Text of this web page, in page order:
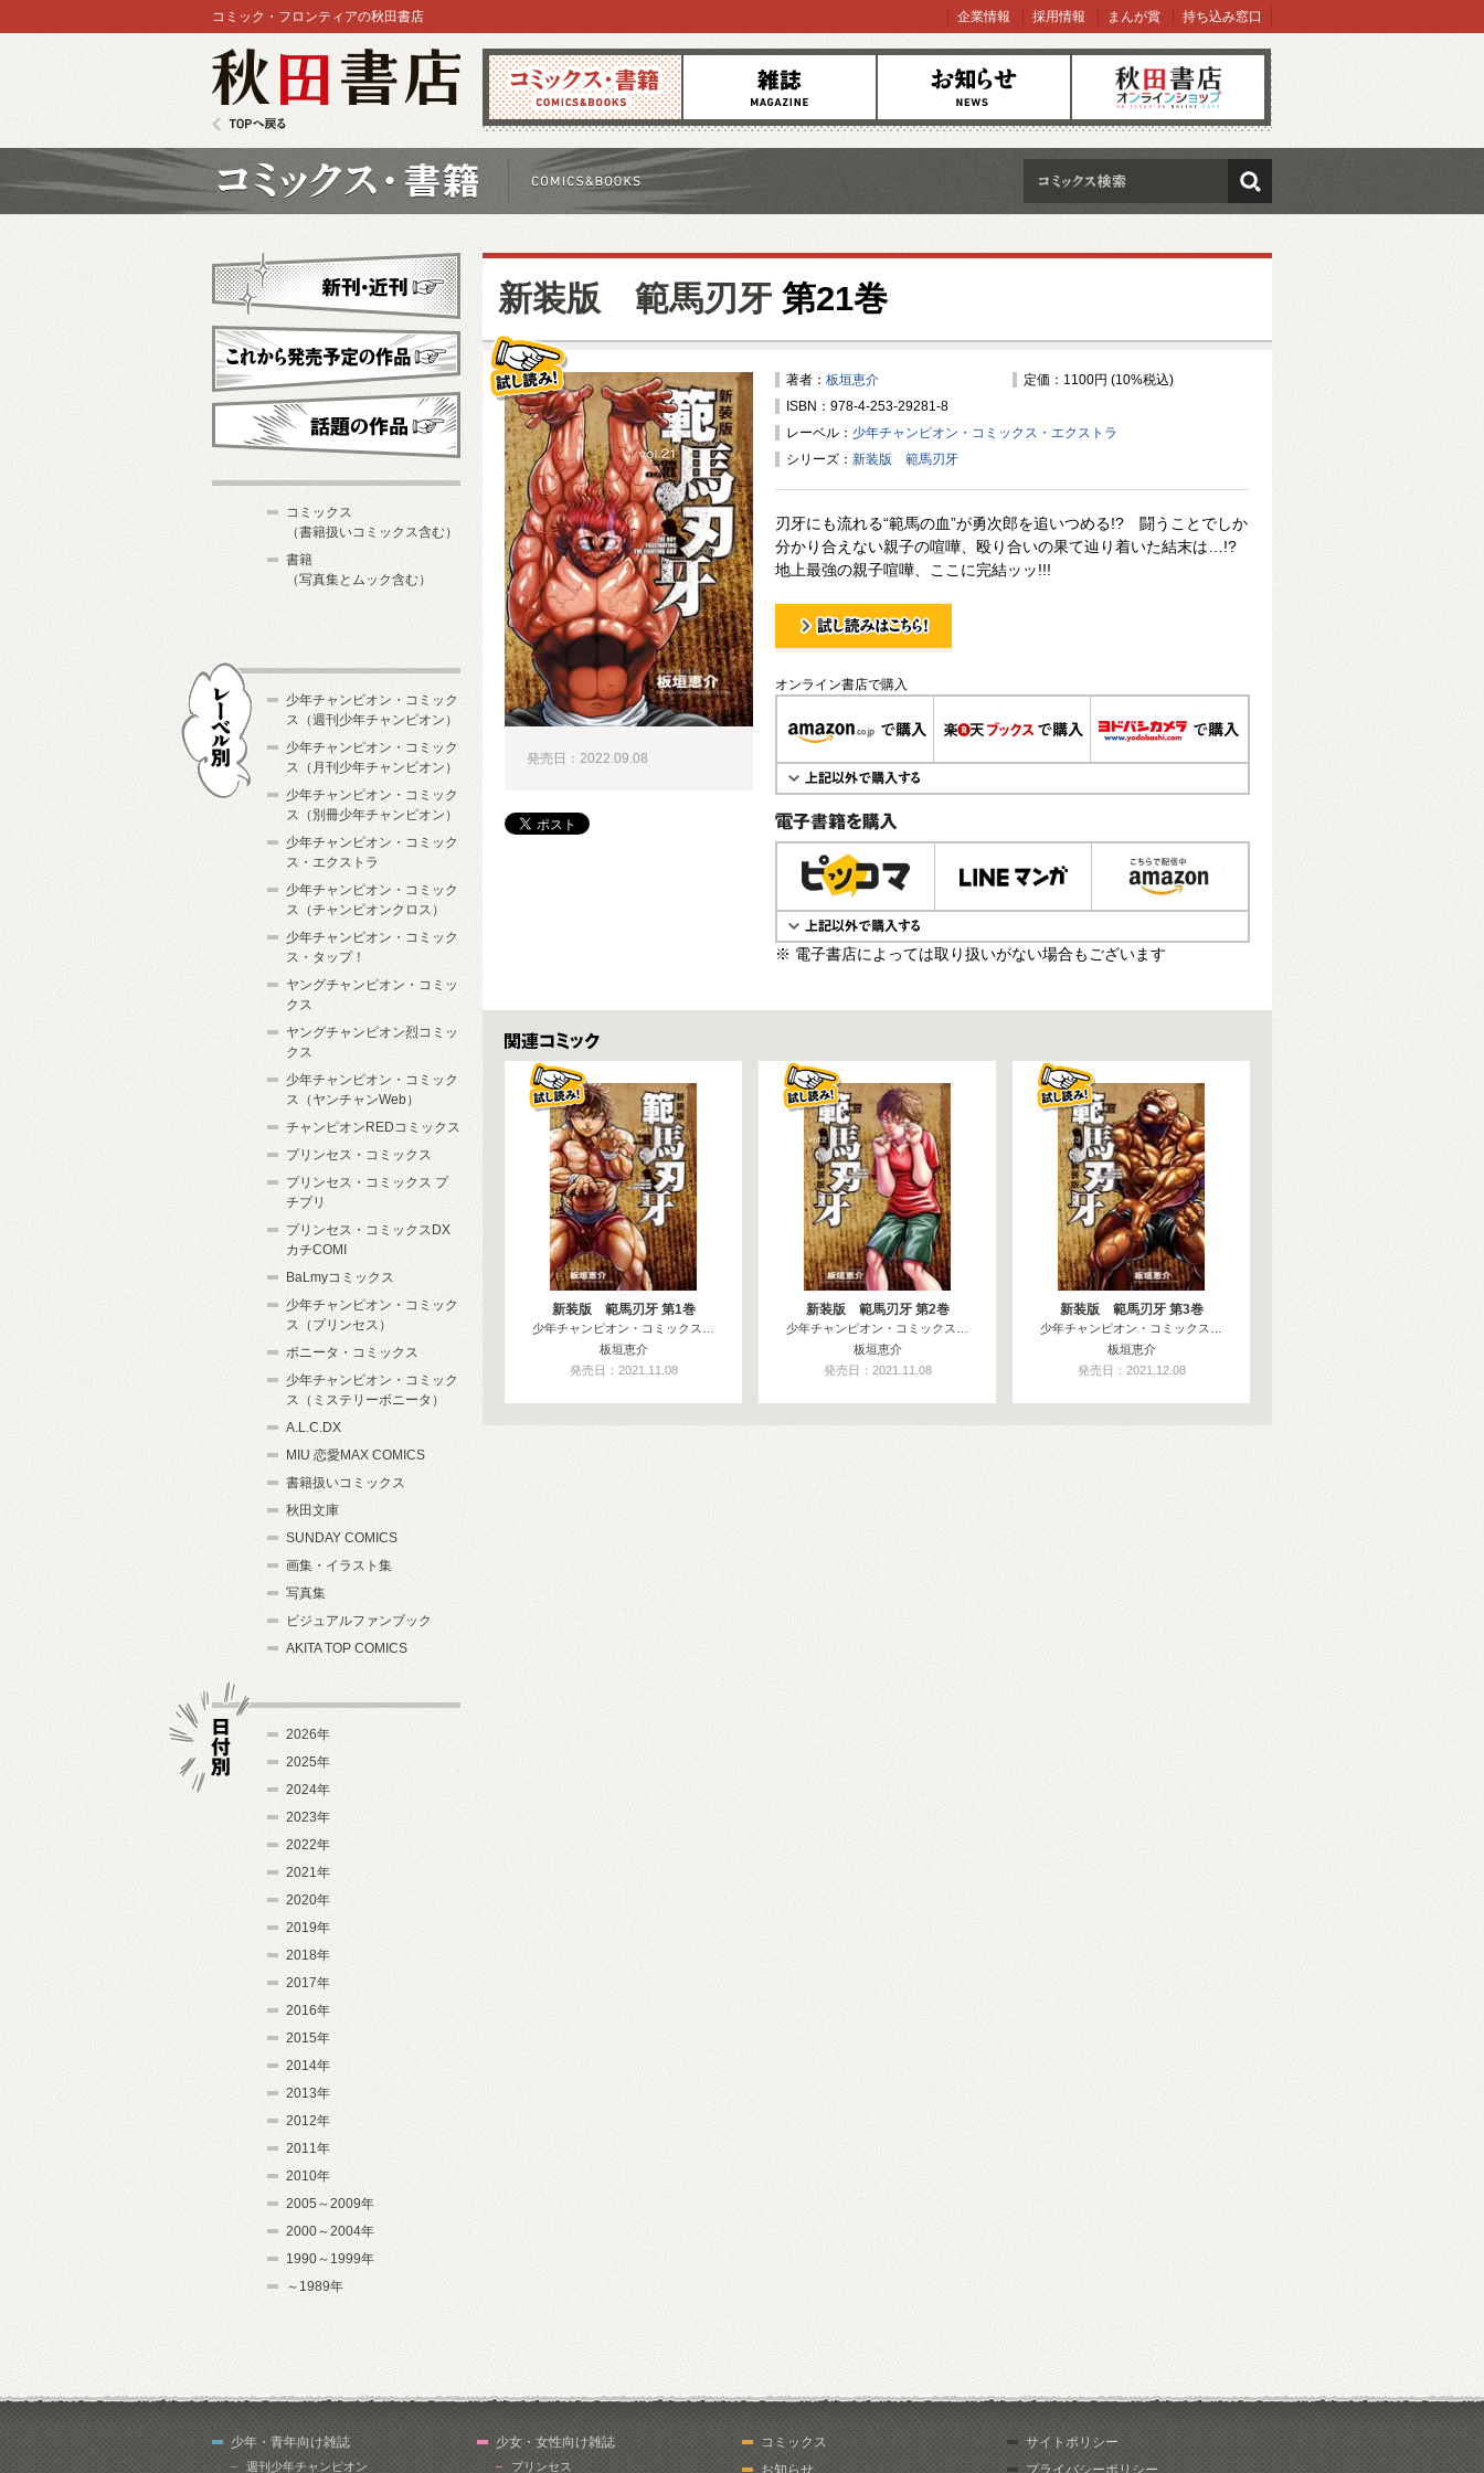
コミックス 雑誌 お知らせ オンラインショップ
コミック・フロンティアの秋田書店 企業情報 採用情報 まんが賞 持ち込み窓口
検索
新装版 範馬刃牙 第21巻
著者： 板垣恵介
定価：1100円 (10%税込)
ISBN：978-4-253-29281-8
レーベル： 少年チャンピオン・コミックス・エクストラ
シリーズ： 新装版 範馬刃牙
刃牙にも流れる“範馬の血”が勇次郎を追いつめる!? 闘うことでしか
分かり合えない親子の喧嘩、殴り合いの果て辿り着いた結末は…!?
地上最強の親子喧嘩、ここに完結ッッ!!!
試し読み！
オンライン書店で購入
電子書籍で購入
※ 電子書店によっては取り扱いがない場合もございます
発売日：2022.09.08
関連コミックス
新装版 範馬刃牙 第1巻
少年チャンピオン・コミックス…
板垣恵介
発売日：2021.11.08
新装版 範馬刃牙 第2巻
少年チャンピオン・コミックス…
板垣恵介
発売日：2021.11.08
新装版 範馬刃牙 第3巻
少年チャンピオン・コミックス…
板垣恵介
発売日：2021.12.08
新刊・近刊
これから発売予定
コミックス
（書籍扱いコミックス含む）
書籍
（写真集とムック含む）
少年チャンピオン・コミック
ス（週刊少年チャンピオン）
少年チャンピオン・コミック
ス（月刊少年チャンピオン）
少年チャンピオン・コミック
ス（別冊少年チャンピオン）
少年チャンピオン・コミック
ス・エクストラ
少年チャンピオン・コミック
ス（チャンピオンクロス）
少年チャンピオン・コミック
ス・タップ！
ヤングチャンピオン・コミッ
クス
ヤングチャンピオン烈コミッ
クス
少年チャンピオン・コミック
ス（ヤンチャンWeb）
チャンピオンREDコミックス
プリンセス・コミックス
プリンセス・コミックス プ
チプリ
プリンセス・コミックスDX
カチCOMI
BaLmyコミックス
少年チャンピオン・コミック
ス（プリンセス）
ボニータ・コミックス
少年チャンピオン・コミック
ス（ミステリーボニータ）
A.L.C.DX
MIU 恋愛MAX COMICS
書籍扱いコミックス
秋田文庫
SUNDAY COMICS
画集・イラスト集
写真集
ビジュアルファンブック
AKITA TOP COMICS
2026年
2025年
2024年
2023年
2022年
2021年
2020年
2019年
2018年
2017年
2016年
2015年
2014年
2013年
2012年
2011年
2010年
2005～2009年
2000～2004年
1990～1999年
～1989年
少年・青年向け雑誌
週刊少年チャンピオン
少女・女性向け雑誌
プリンセス
コミックス
お知らせ
サイトポリシー
プライバシーポリシー